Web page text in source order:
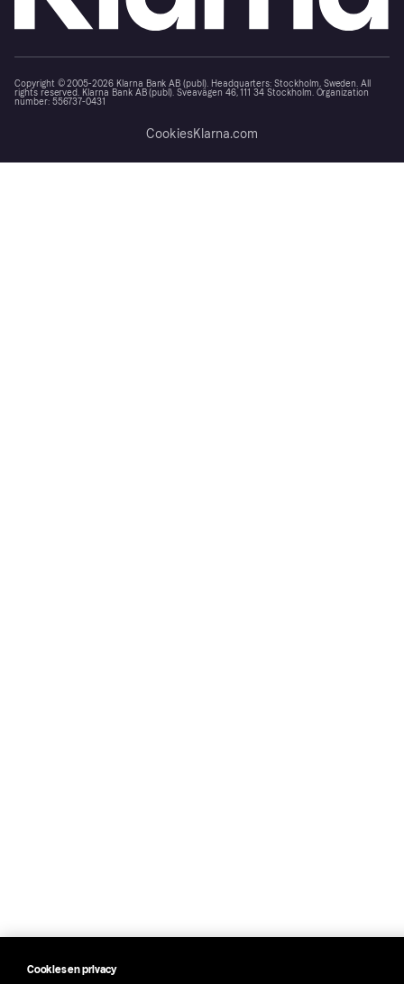
Copyright © 2005-2026 Klarna Bank AB (publ). Headquarters: Stockholm, Sweden. All
rights reserved. Klarna Bank AB (publ). Sveavägen 46, 111 34 Stockholm. Organization
number: 556737-0431
CookiesKlarna.com
Cookies en privacy